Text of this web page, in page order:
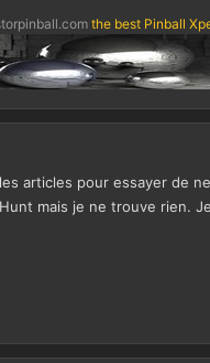
the best Pinball
articles pour essayer de
mais je ne trouve rien.